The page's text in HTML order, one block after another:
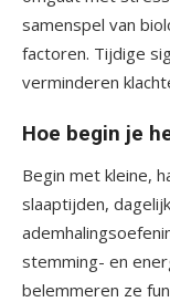
samenspel van
factoren. Tijdige
verminderen
Hoe begin je
Begin met kleine,
slaaptijden,
stemming- en
belemmeren ze